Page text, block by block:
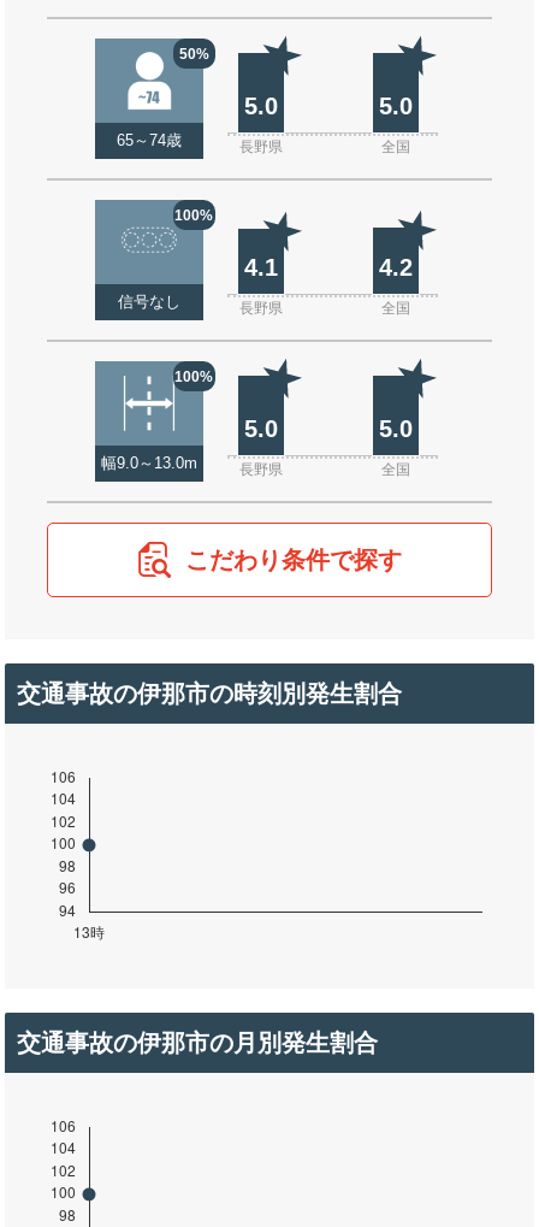
50%
65～74歳
5.0 5.0
長野県 全国
100%
信号なし
4.1 4.2
長野県 全国
100%
幅9.0～13.0m
5.0 5.0
長野県 全国
こだわり条件で探す
交通事故の伊那市の時刻別発生割合
交通事故の伊那市の月別発生割合